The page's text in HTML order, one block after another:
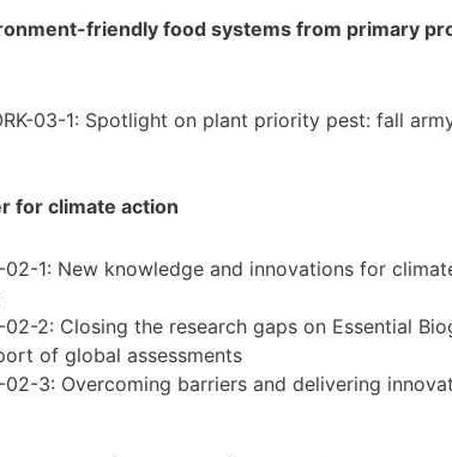
friendly food systems from primary
03-1: Spotlight on plant priority pest: fall
for climate action
02-1: New knowledge and innovations for
02-2: Closing the research gaps on Essential
of global assessments
02-3: Overcoming barriers and delivering